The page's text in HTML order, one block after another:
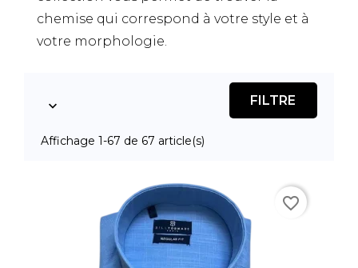
chemise qui correspond à votre style et à
votre morphologie.
 FILTRE
Affichage 1-67 de 67 article(s)
favorite_border